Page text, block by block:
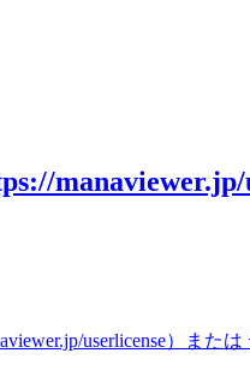
userlicense）また